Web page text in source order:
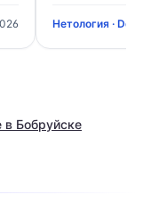
Нетология · Data
в Бобруйске